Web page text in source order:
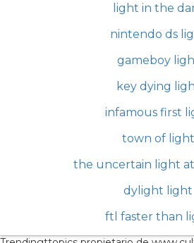
light in the
nintendo ds
gameboy
key dying
infamous first
town of light
the uncertain light
dylight light
ftl faster than